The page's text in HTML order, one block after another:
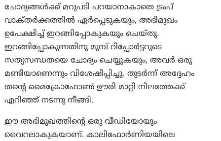
ചോദ്യങ്ങള്‍ക്ക് മറുപടി പറയാനാകാതെ ട്രം‌പ്
വാക്‌തര്‍ക്കത്തില്‍ ഏര്‍പ്പെടുകയും, അഭിമുഖം
ഉപേക്ഷിച്ച് ഇറങ്ങിപ്പോകുകയും ചെയ്തു.
ഇറങ്ങിപ്പോകുന്നതിനു മുമ്പ് റിപ്പോര്‍ട്ടറുടെ
സത്യസന്ധതയെ ചോദ്യം ചെയ്യുകയും, അവര്‍ ഒരു
മണ്ടിയാണെന്നും വിശേഷിപ്പിച്ചു. തുടർന്ന് അദ്ദേഹം
തന്റെ മൈക്രോഫോൺ ഊരി മാറ്റി നിലത്തേക്ക്
എറിഞ്ഞ് നടന്നു നീങ്ങി.
ഈ അഭിമുഖത്തിന്റെ ഒരു വീഡിയോയും
വൈറലാകുകയാണ്. കാലിഫോർണിയയിലെ